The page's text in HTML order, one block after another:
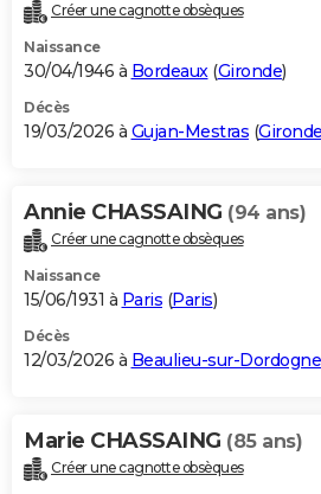
Créer une cagnotte obsèques
Naissance
30/04/1946 à Bordeaux(Gironde)
Décès
19/03/2026 à Gujan-Mestras (Gironde
Annie CHASSAING (94 ans)
Créer une cagnotte obsèques
Naissance
15/06/1931 à Paris (Paris)
Décès
12/03/2026 à Beaulieu-sur-Dordogne
Marie CHASSAING (85 ans)
Créer une cagnotte obsèques